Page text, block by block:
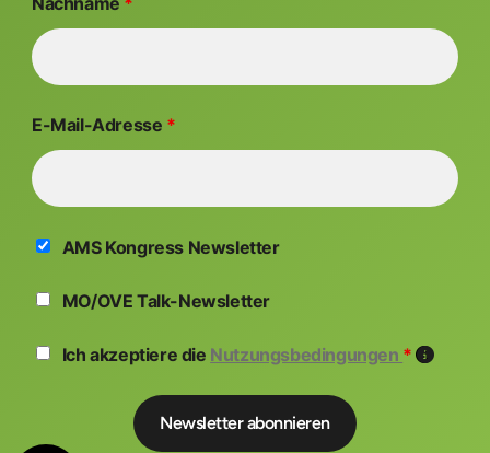
E-Mail-Adresse *
AMS Kongress Newsletter
MO/OVE Talk-Newsletter
Ich akzeptiere die Nutzungsbedingungen *